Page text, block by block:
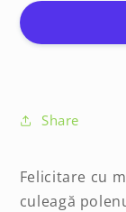
Share
Felicitare cu
culeagă